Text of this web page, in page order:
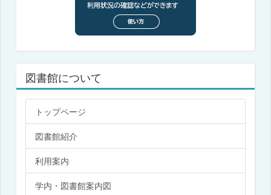
図書館について
トップページ
図書館紹介
利用案内
学内・図書館案内図